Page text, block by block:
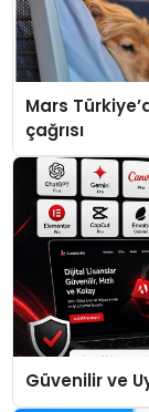
Mars
çağrısı
Güvenilir ve